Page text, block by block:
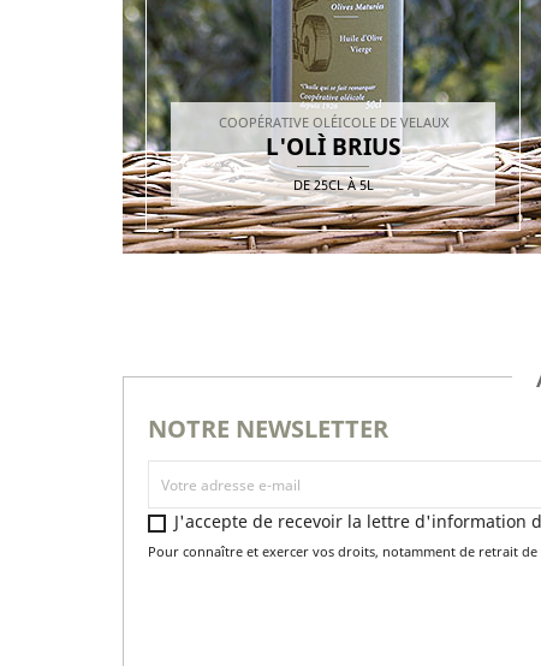
COOPÉRATIVE OLÉICOLE DE VELAUX
L'OLÌ BRIUS
DE25CL À 5L
NOTRE NEWSLETTER
J'accepte de recevoir la lettre d'information
Pour connaître et exercer vos droits, notamment de retrait